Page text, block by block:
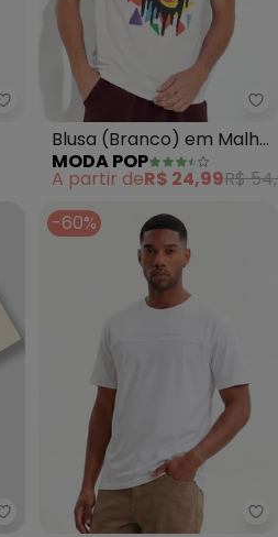
Decoy - Camiseta Estampa
Blusa (Branco) em Malha
de Algodão
MODA POP
A partir deR$ 24,99R$
Malwee - Camiseta da Vinci
-60%